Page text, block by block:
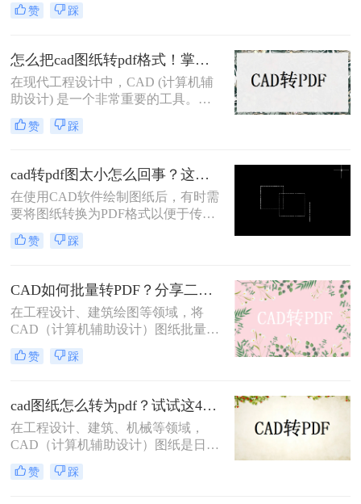
这些CAD文件导出为PDF格式，以便
享。那么cad怎么导出pdf呢？本文将
介绍四种将CAD文件导出为PDF的方
法。
赞 踩
怎么把cad图纸转pdf格式！掌握这3种方法就可以
在现代工程设计中，CAD (计算机辅
助设计) 是一个非常重要的工具。
CAD软件允许工程师们创建准确且详
细的图纸，以便进行设计和分析。然
转换为PDF格式，以便与他人共享或
打印。现在让我们来探讨一下怎么把
cad图纸转pdf格式。
赞 踩
cad转pdf图太小怎么回事？这两个方法很不错！
在使用CAD软件绘制图纸后，有时需
要将图纸转换为PDF格式以便于传输
和查看。然而，在转换过程中，有时
会遇到CAD转PDF图太小的问题。这
为您详细分析原因并提供cad转pdf图
太小怎么回事解决方法。
赞 踩
CAD如何批量转PDF？分享二种高效的转换方法！
在工程设计、建筑绘图等领域，将
CAD（计算机辅助设计）图纸批量转
换为PDF（可移植文档格式）是一个
常见且重要的任务。PDF格式不仅具
保护设计文件的完整性和版权。那么
CAD如何批量转PDF呢？本文将介绍
两种将CAD图纸批量转换为PDF的高
效方法。
赞 踩
cad图纸怎么转为pdf？试试这4种实用转换方法！
在工程设计、建筑、机械等领域，
CAD（计算机辅助设计）图纸是日常
工作中不可或缺的重要文件。然而，
为了更方便地分享、存档和打印这些
赞 踩